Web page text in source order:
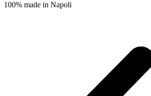
100% made in Napoli